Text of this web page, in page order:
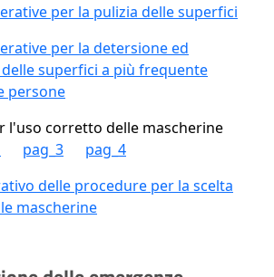
per la pulizia delle superfici
per la detersione ed
superfici a più frequente
persone
l'uso corretto delle mascherine
pag_3
pag_4
delle procedure per la scelta
mascherine